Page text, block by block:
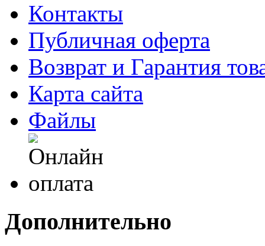
Контакты
Публичная оферта
Возврат и Гарантия
Карта сайта
Файлы
Дополнительно